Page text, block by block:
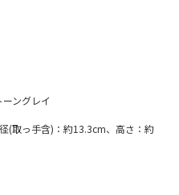
ングレイ
(取っ手含)：約13.3cm、高さ：約